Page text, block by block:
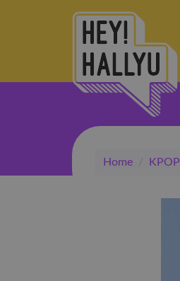
Home / KPOP